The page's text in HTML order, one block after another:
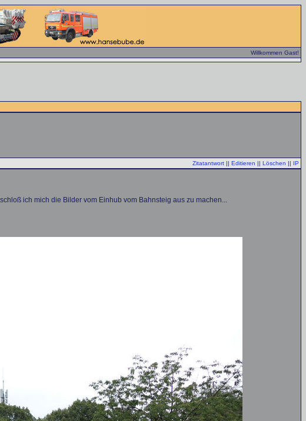
Willkommen Gast!
Zitatantwort || Editieren || Löschen || IP
ich mich die Bilder vom Einhub vom Bahnsteig aus zu machen...